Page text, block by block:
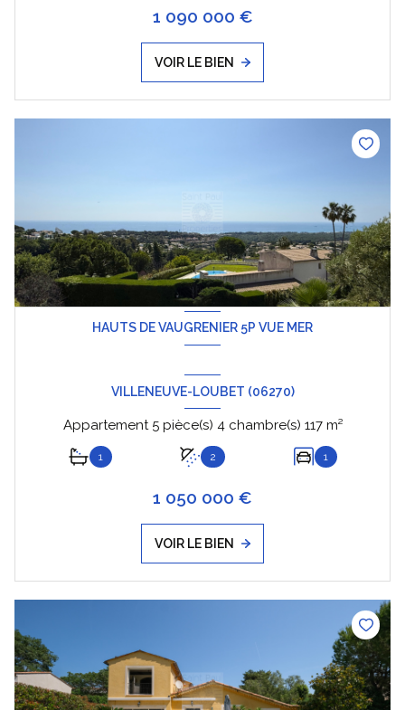
1 090 000 €
VOIR LE BIEN
HAUTS DE VAUGRENIER 5P VUE MER
VILLENEUVE-LOUBET (06270)
Appartement 5 pièce(s) 4 chambre(s) 117 m²
1 2 1
1 050 000 €
VOIR LE BIEN